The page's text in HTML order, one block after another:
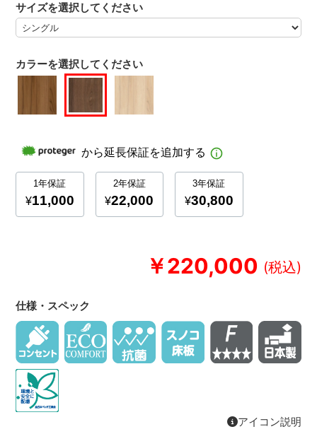
￥220,000
カラーを選択してください
サイズを選択してください
仕様・スペック
アイコン説明